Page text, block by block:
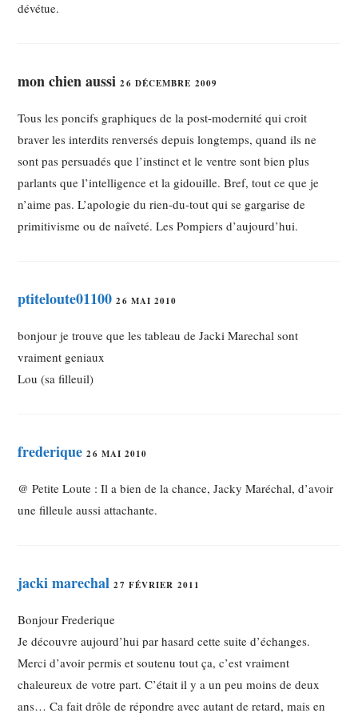
dévétue.
mon chien aussi26 DÉCEMBRE 2009
Tous les poncifs graphiques de la post-modernité qui croit
braver les interdits renversés depuis longtemps, quand ils ne
sont pas persuadés que l’instinct et le ventre sont bien plus
parlants que l’intelligence et la gidouille. Bref, tout ce que je
n’aime pas. L’apologie du rien-du-tout qui se gargarise de
primitivisme ou de naîveté. Les Pompiers d’aujourd’hui.
ptiteloute01100 26 MAI 2010
bonjour je trouve que les tableau de Jacki Marechal sont
vraiment geniaux
Lou (sa filleuil)
frederique 26 MAI 2010
@ Petite Loute : Il a bien de la chance, Jacky Maréchal, d’avoir
une filleule aussi attachante.
jacki marechal 27 FÉVRIER 2011
Bonjour Frederique
Je découvre aujourd’hui par hasard cette suite d’échanges.
Merci d’avoir permis et soutenu tout ça, c’est vraiment
chaleureux de votre part. C’était il y a un peu moins de deux
ans… Ca fait drôle de répondre avec autant de retard, mais en